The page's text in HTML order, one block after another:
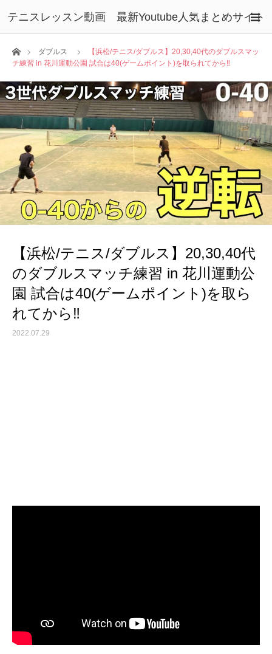
テニスレッスン動画 最新Youtube人気まとめサイト
ホームダブルス
【浜松/テニス/ダブルス】20,30,40代のダブルスマッ
チ練習 in 花川運動公園 試合は40(ゲームポイント)を取られてから‼️
【浜松/テニス/ダブルス】20,30,40代
のダブルスマッチ練習 in 花川運動公
園 試合は40(ゲームポイント)を取ら
れてから‼️
2022.07.29